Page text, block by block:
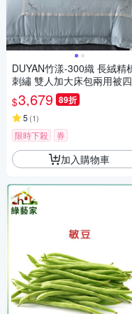
DUYAN竹漾-300織 長絨精
刺繡 雙人加大床包兩用被
組-冰河藍
$3,679 89折
5 (1)
限時下殺 券
加入購物車